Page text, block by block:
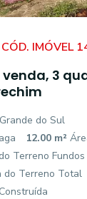
IMÓVEL
3
do Sul
12.00 m²
Terreno Fundos
do Terreno Total